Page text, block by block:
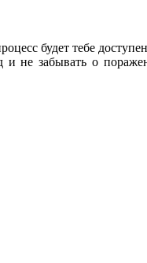
будет тебе
и не забывать о